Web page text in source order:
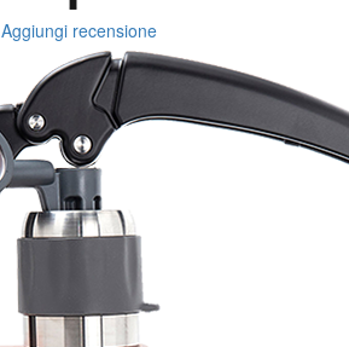
Aggiungi recensione